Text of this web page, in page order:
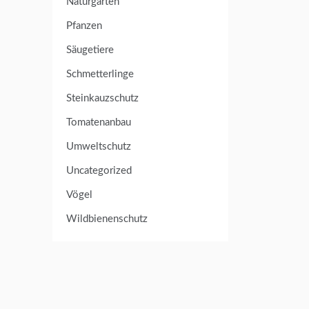
Pfanzen
Säugetiere
Schmetterlinge
Steinkauzschutz
Tomatenanbau
Umweltschutz
Uncategorized
Vögel
Wildbienenschutz